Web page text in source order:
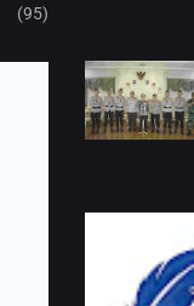
(95)